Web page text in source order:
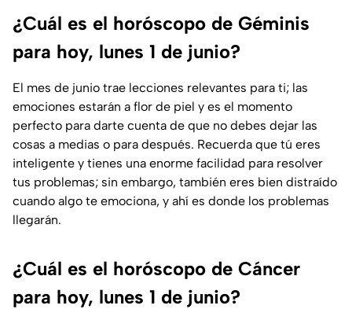
¿Cuál es el horóscopo de Géminis
para hoy, lunes 1 de junio?
El mes de junio trae lecciones relevantes para ti; las
emociones estarán a flor de piel y es el momento
perfecto para darte cuenta de que no debes dejar las
cosas a medias o para después. Recuerda que tú eres
inteligente y tienes una enorme facilidad para resolver
tus problemas; sin embargo, también eres bien distraído
cuando algo te emociona, y ahí es donde los problemas
llegarán.
¿Cuál es el horóscopo de Cáncer
para hoy, lunes 1 de junio?